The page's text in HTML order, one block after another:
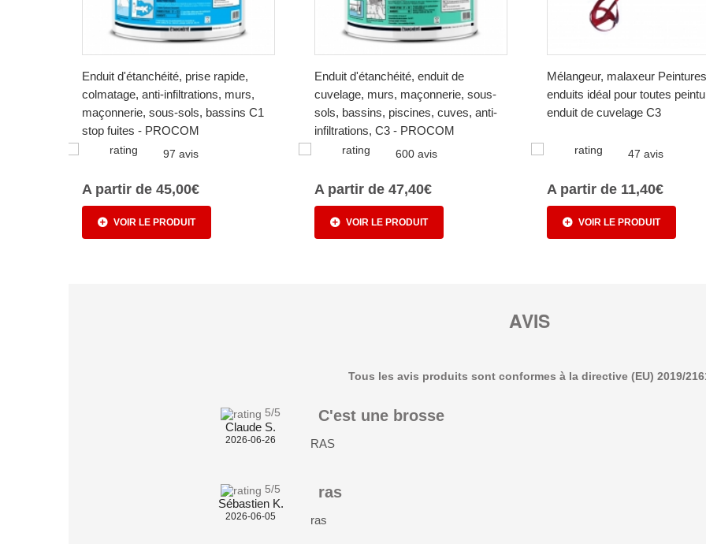
Enduit d'étanchéité, prise rapide,
colmatage, anti-infiltrations, murs,
maçonnerie, sous-sols, bassins C1
stop fuites - PROCOM
97 avis
A partir de 45,00€
VOIR LE PRODUIT
Enduit d'étanchéité, enduit de
cuvelage, murs, maçonnerie, sous-
sols, bassins, piscines, cuves, anti-
infiltrations, C3 - PROCOM
600 avis
A partir de 47,40€
VOIR LE PRODUIT
Mélangeur, malaxeur
enduits idéal pour toutes
enduit de cuvelage C3
47 avis
A partir de 11,40€
VOIR LE PRODUIT
AVIS
Tous les avis produits sont conformes à la directive (EU) 2019/
5/5
Claude S.
2026-06-26
C'est une brosse
RAS
5/5
Sébastien K.
2026-06-05
ras
ras